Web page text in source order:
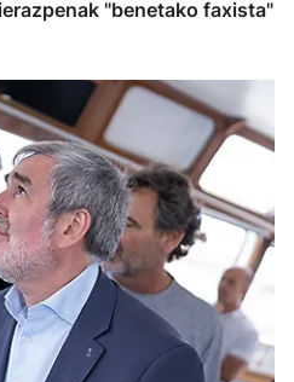
"benetako faxista"